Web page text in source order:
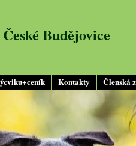
Kontakty Členská
Budějovice